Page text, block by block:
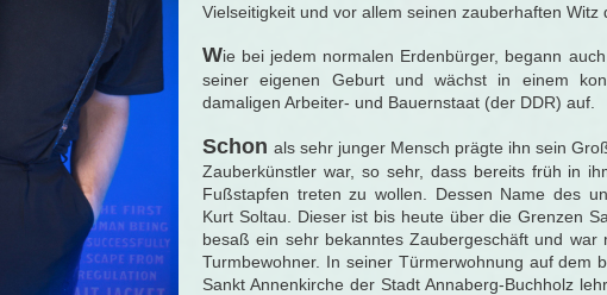
Vielseitigkeit und vor allem seinen zauberhaften Witz
Wie bei jedem normalen Erdenbürger, begann
seiner eigenen Geburt und wächst in einem
damaligen Arbeiter- und Bauernstaat (der DDR) auf.
Schon als sehr junger Mensch prägte ihn sein
Zauberkünstler war, so sehr, dass bereits früh in
Fußstapfen treten zu wollen. Dessen Name des
Kurt Soltau. Dieser ist bis heute über die Grenzen
besaß ein sehr bekanntes Zaubergeschäft und war
Turmbewohner. In seiner Türmerwohnung auf dem
Sankt Annenkirche der Stadt Annaberg-Buchholz